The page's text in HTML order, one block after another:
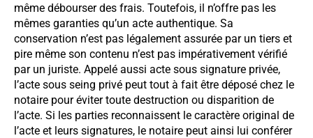
même débourser des frais. Toutefois, il n’offre pas les
mêmes garanties qu’un acte authentique. Sa
conservation n’est pas légalement assurée par un tiers et
pire même son contenu n’est pas impérativement vérifié
par un juriste. Appelé aussi acte sous signature privée,
l’acte sous seing privé peut tout à fait être déposé chez le
notaire pour éviter toute destruction ou disparition de
l’acte. Si les parties reconnaissent le caractère original de
l’acte et leurs signatures, le notaire peut ainsi lui conférer